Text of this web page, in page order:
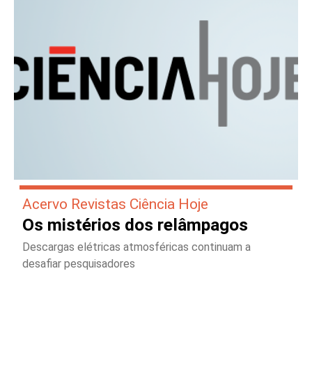
Acervo Revistas Ciência Hoje
Os mistérios dos relâmpagos
Descargas elétricas atmosféricas continuam a
desafiar pesquisadores